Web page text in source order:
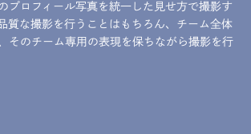
プロフィール写真を統一した見せ方で撮影す
質な撮影を行うことはもちろん、チーム全体
そのチーム専用の表現を保ちながら撮影を行